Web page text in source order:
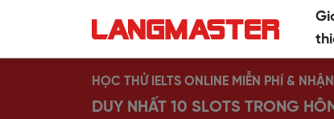
HỌC THỬ IELTS ONLINE MIỄN PHÍ &
DUY NHẤT 10 SLOTS TRONG